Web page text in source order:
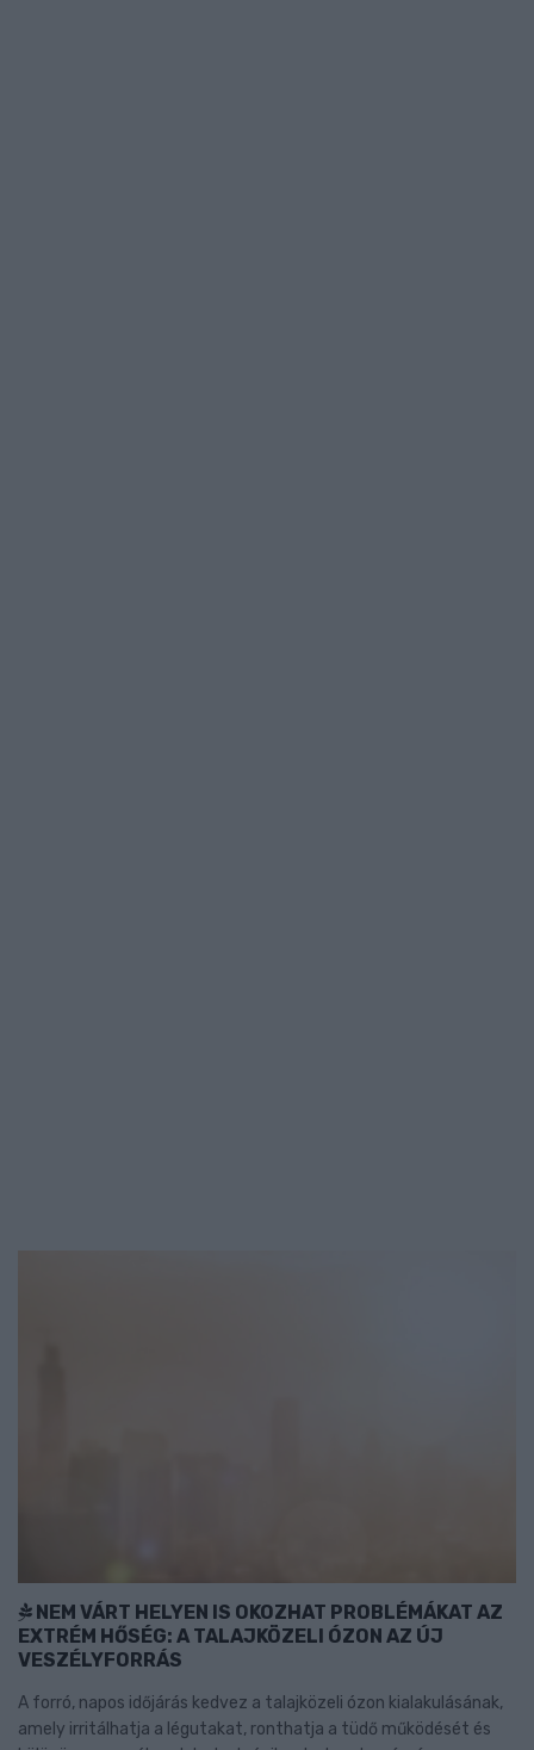
NEM VÁRT HELYEN IS OKOZHAT PROBLÉMÁKAT AZ
EXTRÉM HŐSÉG: A TALAJKÖZELI ÓZON AZ ÚJ
VESZÉLYFORRÁS
A forró, napos időjárás kedvez a talajközeli ózon kialakulásának,
amely irritálhatja a légutakat, ronthatja a tüdő működését és